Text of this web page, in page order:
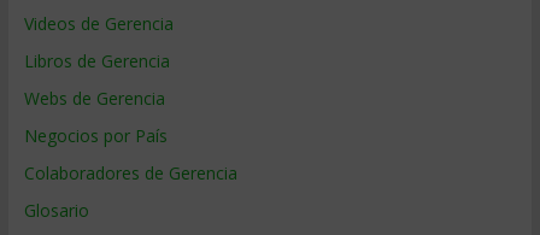
Videos de Gerencia
Libros de Gerencia
Webs de Gerencia
Negocios por País
Colaboradores de Gerencia
Glosario